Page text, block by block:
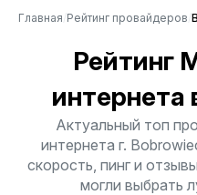
Главная Рейтинг провайдеров
Рейтинг
интернета
Актуальный топ
интернета г.
скорость, пинг и
могли выбрать